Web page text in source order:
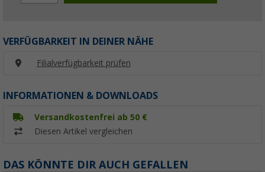
VERFÜGBARKEIT IN DEINER NÄHE
Filialverfügbarkeit prüfen
INFORMATIONEN & DOWNLOADS
Versandkostenfrei ab 50 €
Diesen Artikel vergleichen
DAS KÖNNTE DIR AUCH GEFALLEN